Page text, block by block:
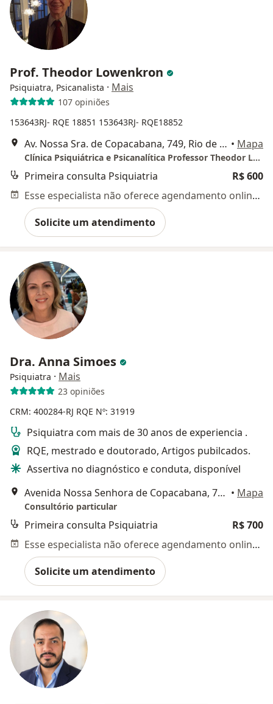
Prof. Theodor Lowenkron
Psiquiatra, Psicanalista · Mais
107 opiniões
153643RJ- RQE 18851 153643RJ- RQE18852
Av. Nossa Sra. de Copacabana, 749, Rio de Janeiro • Mapa
Clínica Psiquiátrica e Psicanalítica Professor Theodor Lowenkron
Primeira consulta Psiquiatria
R$ 600
Esse especialista não oferece agendamento online para esse endereço.
Solicite um atendimento
Dra. Anna Simoes
Psiquiatra · Mais
23 opiniões
CRM: 400284-RJ RQE Nº: 31919
Psiquiatra com mais de 30 anos de experiencia .
RQE, mestrado e doutorado, Artigos pubilcados.
Assertiva no diagnóstico e conduta, disponível
Avenida Nossa Senhora de Copacabana, 794 - Sala 602, Rio de Janeiro • Mapa
Consultório particular
Primeira consulta Psiquiatria
R$ 700
Esse especialista não oferece agendamento online para esse endereço.
Solicite um atendimento